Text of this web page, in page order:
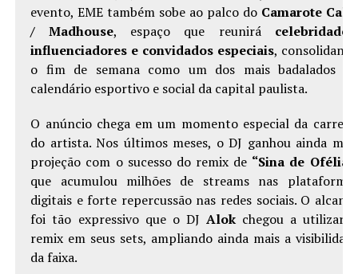
evento, EME também sobe ao palco do Camarote Caldi
/ Madhouse, espaço que reunirá celebridades,
influenciadores e convidados especiais, consolidando
o fim de semana como um dos mais badalados do
calendário esportivo e social da capital paulista.
O anúncio chega em um momento especial da carreira
do artista. Nos últimos meses, o DJ ganhou ainda mais
projeção com o sucesso do remix de “Sina de Ofélia”,
que acumulou milhões de streams nas plataformas
digitais e forte repercussão nas redes sociais. O alcance
foi tão expressivo que o DJAlok chegou a utilizar o
remix em seus sets, ampliando ainda mais a visibilidade
da faixa.